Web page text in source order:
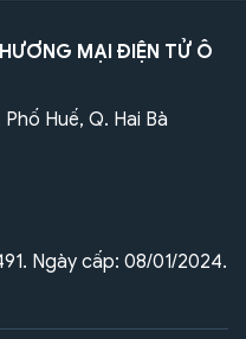
MẠI ĐIỆN TỬ Ô
Huế, Q. Hai Bà
Ngày cấp: 08/01/2024.